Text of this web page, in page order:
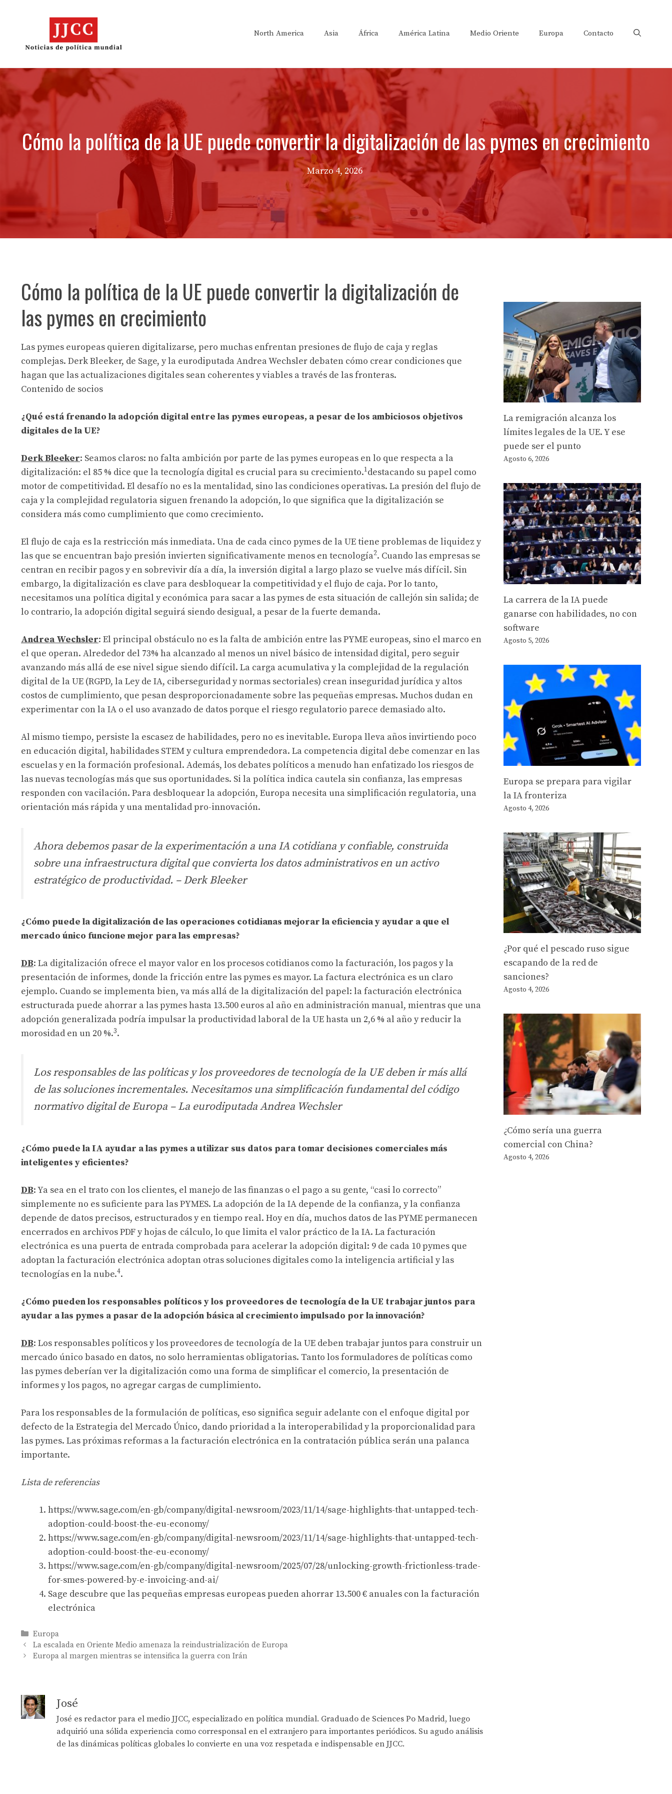
North America Asia África América Latina Medio Oriente Europa Contacto
Cómo la política de la UE puede convertir la digitalización de las pymes en crecimiento
Marzo 4, 2026
Cómo la política de la UE puede convertir la digitalización de
las pymes en crecimiento
Las pymes europeas quieren digitalizarse, pero muchas enfrentan presiones de flujo de caja y reglas
complejas. Derk Bleeker, de Sage, y la eurodiputada Andrea Wechsler debaten cómo crear condiciones que
hagan que las actualizaciones digitales sean coherentes y viables a través de las fronteras.
Contenido de socios
¿Qué está frenando la adopción digital entre las pymes europeas, a pesar de los ambiciosos objetivos
digitales de la UE?
Derk Bleeker: Seamos claros: no falta ambición por parte de las pymes europeas en lo que respecta a la
digitalización: el 85 % dice que la tecnología digital es crucial para su crecimiento.1destacando su papel como
motor de competitividad. El desafío no es la mentalidad, sino las condiciones operativas. La presión del flujo de
caja y la complejidad regulatoria siguen frenando la adopción, lo que significa que la digitalización se
considera más como cumplimiento que como crecimiento.
El flujo de caja es la restricción más inmediata. Una de cada cinco pymes de la UE tiene problemas de liquidez y
las que se encuentran bajo presión invierten significativamente menos en tecnología2. Cuando las empresas se
centran en recibir pagos y en sobrevivir día a día, la inversión digital a largo plazo se vuelve más difícil. Sin
embargo, la digitalización es clave para desbloquear la competitividad y el flujo de caja. Por lo tanto,
necesitamos una política digital y económica para sacar a las pymes de esta situación de callejón sin salida; de
lo contrario, la adopción digital seguirá siendo desigual, a pesar de la fuerte demanda.
Andrea Wechsler: El principal obstáculo no es la falta de ambición entre las PYME europeas, sino el marco en
el que operan. Alrededor del 73% ha alcanzado al menos un nivel básico de intensidad digital, pero seguir
avanzando más allá de ese nivel sigue siendo difícil. La carga acumulativa y la complejidad de la regulación
digital de la UE (RGPD, la Ley de IA, ciberseguridad y normas sectoriales) crean inseguridad jurídica y altos
costos de cumplimiento, que pesan desproporcionadamente sobre las pequeñas empresas. Muchos dudan en
experimentar con la IA o el uso avanzado de datos porque el riesgo regulatorio parece demasiado alto.
Al mismo tiempo, persiste la escasez de habilidades, pero no es inevitable. Europa lleva años invirtiendo poco
en educación digital, habilidades STEM y cultura emprendedora. La competencia digital debe comenzar en las
escuelas y en la formación profesional. Además, los debates políticos a menudo han enfatizado los riesgos de
las nuevas tecnologías más que sus oportunidades. Si la política indica cautela sin confianza, las empresas
responden con vacilación. Para desbloquear la adopción, Europa necesita una simplificación regulatoria, una
orientación más rápida y una mentalidad pro-innovación.
Ahora debemos pasar de la experimentación a una IA cotidiana y confiable, construida
sobre una infraestructura digital que convierta los datos administrativos en un activo
estratégico de productividad. – Derk Bleeker
¿Cómo puede la digitalización de las operaciones cotidianas mejorar la eficiencia y ayudar a que el
mercado único funcione mejor para las empresas?
DB: La digitalización ofrece el mayor valor en los procesos cotidianos como la facturación, los pagos y la
presentación de informes, donde la fricción entre las pymes es mayor. La factura electrónica es un claro
ejemplo. Cuando se implementa bien, va más allá de la digitalización del papel: la facturación electrónica
estructurada puede ahorrar a las pymes hasta 13.500 euros al año en administración manual, mientras que una
adopción generalizada podría impulsar la productividad laboral de la UE hasta un 2,6 % al año y reducir la
morosidad en un 20 %.3.
Los responsables de las políticas y los proveedores de tecnología de la UE deben ir más allá
de las soluciones incrementales. Necesitamos una simplificación fundamental del código
normativo digital de Europa – La eurodiputada Andrea Wechsler
¿Cómo puede la IA ayudar a las pymes a utilizar sus datos para tomar decisiones comerciales más
inteligentes y eficientes?
DB: Ya sea en el trato con los clientes, el manejo de las finanzas o el pago a su gente, “casi lo correcto”
simplemente no es suficiente para las PYMES. La adopción de la IA depende de la confianza, y la confianza
depende de datos precisos, estructurados y en tiempo real. Hoy en día, muchos datos de las PYME permanecen
encerrados en archivos PDF y hojas de cálculo, lo que limita el valor práctico de la IA. La facturación
electrónica es una puerta de entrada comprobada para acelerar la adopción digital: 9 de cada 10 pymes que
adoptan la facturación electrónica adoptan otras soluciones digitales como la inteligencia artificial y las
tecnologías en la nube.4.
¿Cómo pueden los responsables políticos y los proveedores de tecnología de la UE trabajar juntos para
ayudar a las pymes a pasar de la adopción básica al crecimiento impulsado por la innovación?
DB: Los responsables políticos y los proveedores de tecnología de la UE deben trabajar juntos para construir un
mercado único basado en datos, no solo herramientas obligatorias. Tanto los formuladores de políticas como
las pymes deberían ver la digitalización como una forma de simplificar el comercio, la presentación de
informes y los pagos, no agregar cargas de cumplimiento.
Para los responsables de la formulación de políticas, eso significa seguir adelante con el enfoque digital por
defecto de la Estrategia del Mercado Único, dando prioridad a la interoperabilidad y la proporcionalidad para
las pymes. Las próximas reformas a la facturación electrónica en la contratación pública serán una palanca
importante.
Lista de referencias
https://www.sage.com/en-gb/company/digital-newsroom/2023/11/14/sage-highlights-that-untapped-tech-
adoption-could-boost-the-eu-economy/
https://www.sage.com/en-gb/company/digital-newsroom/2023/11/14/sage-highlights-that-untapped-tech-
adoption-could-boost-the-eu-economy/
https://www.sage.com/en-gb/company/digital-newsroom/2025/07/28/unlocking-growth-frictionless-trade-
for-smes-powered-by-e-invoicing-and-ai/
Sage descubre que las pequeñas empresas europeas pueden ahorrar 13.500 € anuales con la facturación
electrónica
Categories
Europa
La escalada en Oriente Medio amenaza la reindustrialización de Europa
Europa al margen mientras se intensifica la guerra con Irán
José
José es redactor para el medio JJCC, especializado en política mundial. Graduado de Sciences Po Madrid, luego
adquirió una sólida experiencia como corresponsal en el extranjero para importantes periódicos. Su agudo análisis
de las dinámicas políticas globales lo convierte en una voz respetada e indispensable en JJCC.
La remigración alcanza los
límites legales de la UE. Y ese
puede ser el punto
Agosto 6, 2026
La carrera de la IA puede
ganarse con habilidades, no con
software
Agosto 5, 2026
Europa se prepara para vigilar
la IA fronteriza
Agosto 4, 2026
¿Por qué el pescado ruso sigue
escapando de la red de
sanciones?
Agosto 4, 2026
¿Cómo sería una guerra
comercial con China?
Agosto 4, 2026